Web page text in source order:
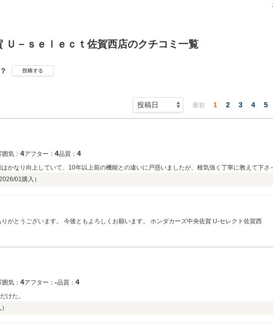
Ｕ－ｓｅｌｅｃｔ佐賀西店のクチコミ一覧
投稿する
最初 1 2 3 4 5
囲気： 4アフター： 4品質： 4
かなり向上していて、10年以上前の機能との違いに戸惑いましたが、根気強く丁寧に教えて下さ
01購入）
ＮＡＮＡ－ＢＵ様 カーセンサー口コミ ありがとうございます。 今後ともよろしくお願います。 ホンダカーズ中央佐賀 U-セレクト佐賀西
囲気： 4アフター： ‐品質： 4
けた。